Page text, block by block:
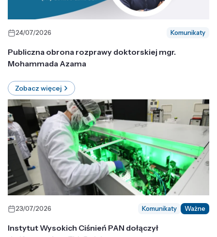
24/07/2026 Komunikaty
Publiczna obrona rozprawy doktorskiej mgr.
Mohammada Azama
Zobacz więcej
23/07/2026 Komunikaty Ważne
Instytut Wysokich Ciśnień PAN dołączył